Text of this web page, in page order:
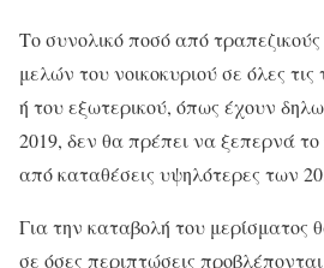
Το συνολικό ποσό από
μελών του νοικοκυριού σε όλες
ή του εξωτερικού, όπως έχουν
2019, δεν θα πρέπει να ξεπερνά
από καταθέσεις υψηλότερες των
Για την καταβολή του μερίσματος
σε όσες περιπτώσεις